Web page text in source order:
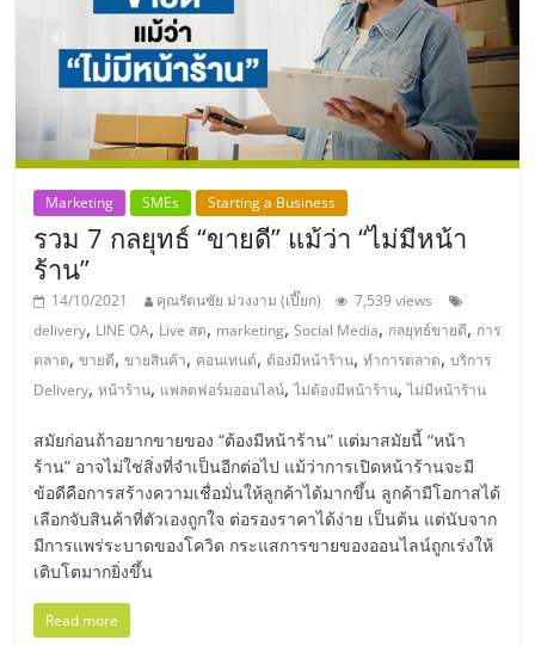
Marketing SMEs Starting a Business
รวม 7 กลยุทธ์ “ขายดี” แม้ว่า “ไม่มีหน้า
ร้าน”
14/10/2021 คุณรัตนชัย ม่วงงาม (เปี๊ยก)
7,539 views
delivery, LINE OA, Live สด, marketing,Social Media, กลยุทธ์ขายดี, การ
ตลาด,ขายดี,ขายสินค้า, คอนเทนต์, ต้องมีหน้าร้าน,ทำการตลาด,บริการ
Delivery,หน้าร้าน, แพลตฟอร์มออนไลน์,ไม่ต้องมีหน้าร้าน,ไม่มีหน้าร้าน
สมัยก่อนถ้าอยากขายของ “ต้องมีหน้าร้าน” แต่มาสมัยนี้ “หน้า
ร้าน” อาจไม่ใช่สิ่งที่จำเป็นอีกต่อไป แม้ว่าการเปิดหน้าร้านจะมี
ข้อดีคือการสร้างความเชื่อมั่นให้ลูกค้าได้มากขึ้น ลูกค้ามีโอกาสได้
เลือกจับสินค้าที่ตัวเองถูกใจ ต่อรองราคาได้ง่าย เป็นต้น แต่นับจาก
มีการแพร่ระบาดของโควิด กระแสการขายของออนไลน์ถูกเร่งให้
เติบโตมากยิ่งขึ้น
Read more